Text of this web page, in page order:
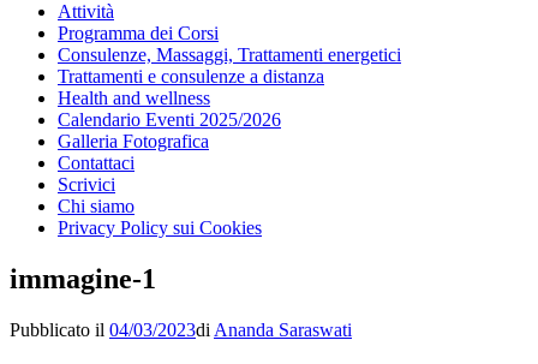
Attività
Programma dei Corsi
Consulenze, Massaggi, Trattamenti energetici
Trattamenti e consulenze a distanza
Health and wellness
Calendario Eventi 2025/2026
Galleria Fotografica
Contattaci
Scrivici
Chi siamo
Privacy Policy sui Cookies
immagine-1
Pubblicato il 04/03/2023di Ananda Saraswati